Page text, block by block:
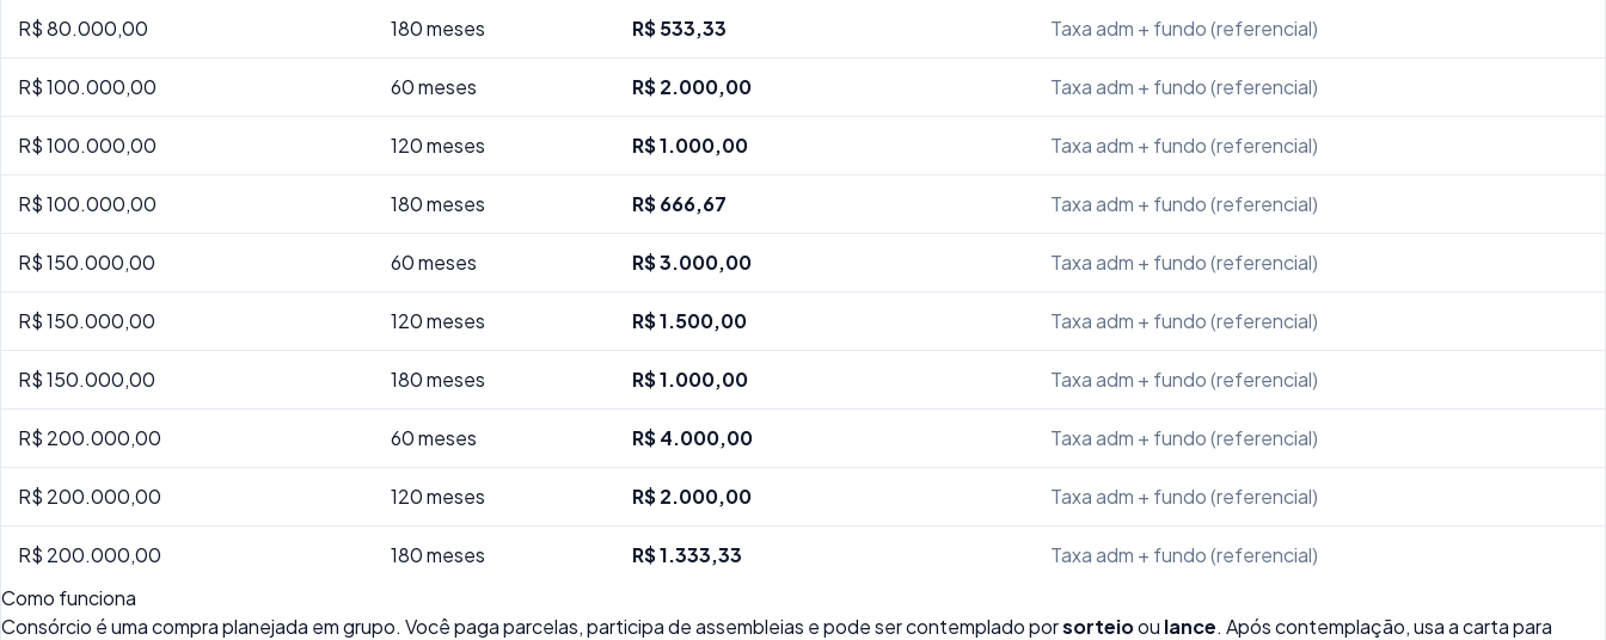
R$ 80.000,00 180 meses R$ 533,33 Taxa adm + fundo (referencial)
R$ 100.000,00 60 meses R$ 2.000,00 Taxa adm + fundo (referencial)
R$ 100.000,00 120 meses R$ 1.000,00 Taxa adm + fundo (referencial)
R$ 100.000,00 180 meses R$ 666,67 Taxa adm + fundo (referencial)
R$ 150.000,00 60 meses R$ 3.000,00 Taxa adm + fundo (referencial)
R$ 150.000,00 120 meses R$ 1.500,00 Taxa adm + fundo (referencial)
R$ 150.000,00 180 meses R$ 1.000,00 Taxa adm + fundo (referencial)
R$ 200.000,00 60 meses R$ 4.000,00 Taxa adm + fundo (referencial)
R$ 200.000,00 120 meses R$ 2.000,00 Taxa adm + fundo (referencial)
R$ 200.000,00 180 meses R$ 1.333,33
Taxa adm + fundo (referencial)
Como funciona
Consórcio é uma compra planejada em grupo. Você paga parcelas, participa de assembleias e pode ser contemplado porsorteioou lance. Após contemplação, usa a carta para